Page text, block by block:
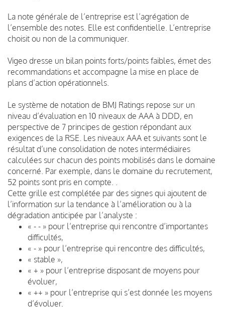
La note générale de l’entreprise est l’agrégation de
l’ensemble des notes. Elle est confidentielle. L’entreprise
choisit ou non de la communiquer.
Vigeo dresse un bilan points forts/points faibles, émet des
recommandations et accompagne la mise en place de
plans d’action opérationnels.
Le système de notation de BMJ Ratings repose sur un
niveau d’évaluation en 10 niveaux de AAA à DDD, en
perspective de 7 principes de gestion répondant aux
exigences de la RSE. Les niveaux AAA et suivants sont le
résultat d’une consolidation de notes intermédiaires
calculées sur chacun des points mobilisés dans le domaine
concerné. Par exemple, dans le domaine du recrutement,
52 points sont pris en compte. .
Cette grille est complétée par des signes qui ajoutent de
l’information sur la tendance à l’amélioration ou à la
dégradation anticipée par l’analyste :
« - - » pour l’entreprise qui rencontre d’importantes
difficultés,
« - » pour l’entreprise qui rencontre des difficultés,
« stable »,
« + » pour l’entreprise disposant de moyens pour
évoluer,
« ++ » pour l’entreprise qui s’est donnée les moyens
d’évoluer.